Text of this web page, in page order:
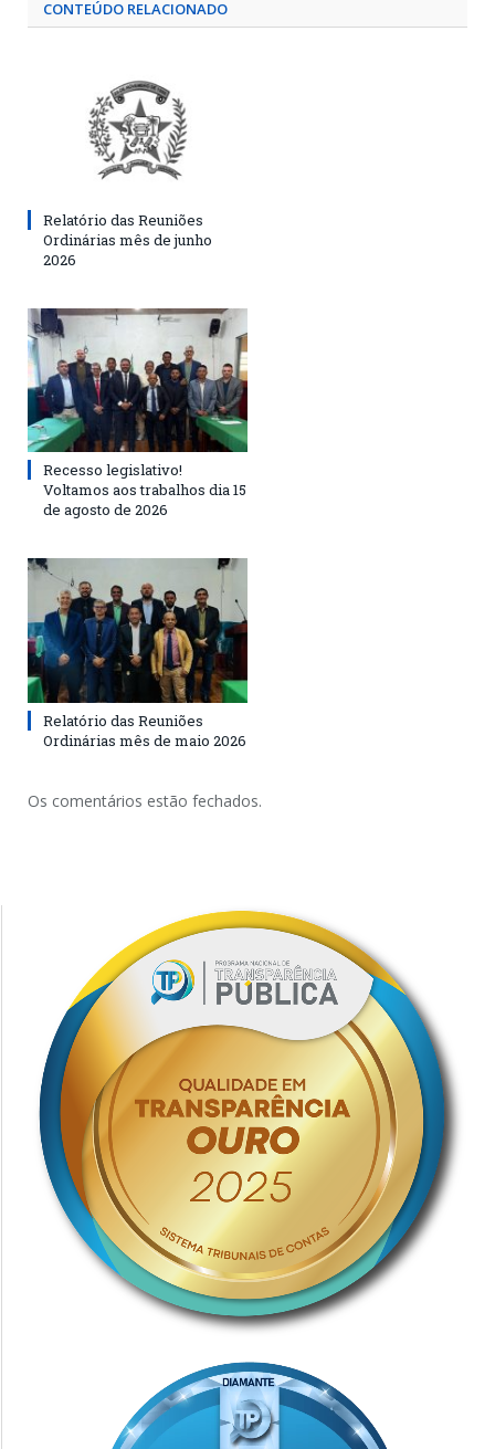
CONTEÚDO RELACIONADO
Relatório das Reuniões
Ordinárias mês de junho
2026
Recesso legislativo!
Voltamos aos trabalhos dia 15
de agosto de 2026
Relatório das Reuniões
Ordinárias mês de maio 2026
Os comentários estão fechados.